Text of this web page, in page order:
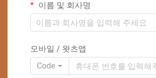
이름 및 회사명
모바일 / 왓츠앱
Code